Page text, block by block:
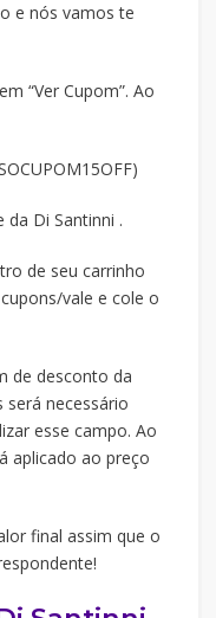
e nós vamos te
“Ver Cupom”. Ao
da Di Santinni .
de seu carrinho
vale e cole o
de desconto da
será necessário
esse campo. Ao
aplicado ao preço
final assim que o